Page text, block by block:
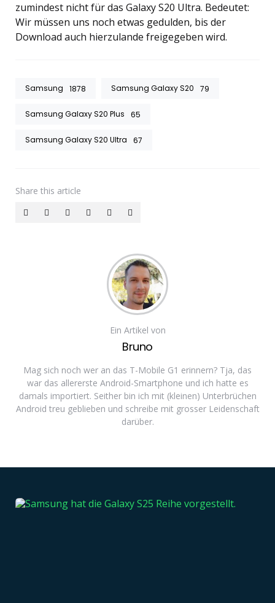
zumindest nicht für das Galaxy S20 Ultra. Bedeutet:
Wir müssen uns noch etwas gedulden, bis der
Download auch hierzulande freigegeben wird.
Samsung 1878 Samsung Galaxy S20 79
Samsung Galaxy S20 Plus 65
Samsung Galaxy S20 Ultra 67
Share this article
Ein Artikel von
Bruno
Mag sich noch wer an das T-Mobile G1 erinnern? Tja, das
war das allererste Android-Smartphone und ich hatte es
damals importiert. Seither bin ich mit (kleinen) Unterbrüchen
Android treu geblieben und schreibe mit grosser Leidenschaft
darüber.